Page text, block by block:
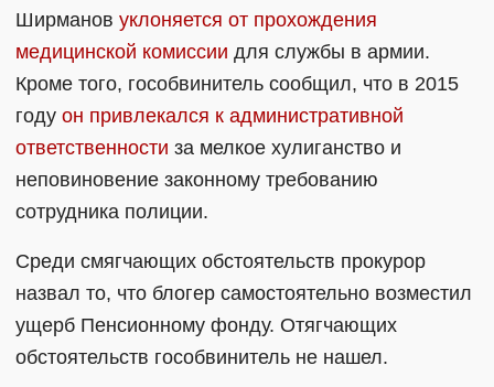
Ширманов уклоняется от прохождения
медицинской комиссии для службы в армии.
Кроме того, гособвинитель сообщил, что в 2015
году он привлекался к административной
ответственности за мелкое хулиганство и
неповиновение законному требованию
сотрудника полиции.
Среди смягчающих обстоятельств прокурор
назвал то, что блогер самостоятельно возместил
ущерб Пенсионному фонду. Отягчающих
обстоятельств гособвинитель не нашел.